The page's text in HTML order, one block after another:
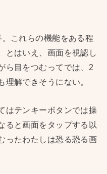
これらの機能をある程
とはいえ、画面を視認し
ら目をつむってでは、2
理解できそうにない。
はテンキーボタンでは操
ると画面をタップする以
ったわたしは恐る恐る画